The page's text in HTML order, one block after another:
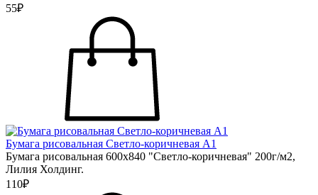
55₽
Бумага рисовальная Светло-коричневая А1
Бумага рисовальная 600х840 "Светло-коричневая" 200г/м2,
Лилия Холдинг.
110₽